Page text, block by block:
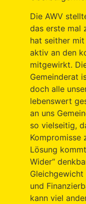
Die AWV
das erste mal
hat seither
aktiv an den
mitgewirkt.
Gemeinderat
doch alle
lebenswert
an uns
so vielseitig,
Kompromisse
Lösung
Wider“
und
kann viel